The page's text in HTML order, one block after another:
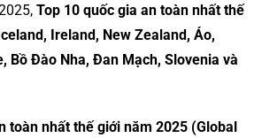
Top 10 quốc gia an toàn nhất thế
Ireland, New Zealand, Áo,
Bồ Đào Nha, Đan Mạch, Slovenia và
toàn nhất thế giới năm 2025 (Global